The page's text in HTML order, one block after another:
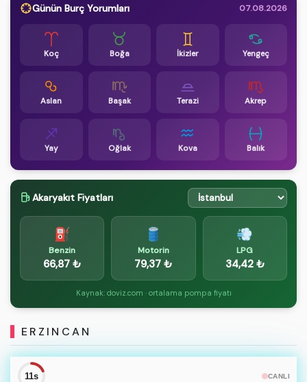
Günün Burç Yorumları 07.08.2026
Koç Boğa İkizler Yengeç
Aslan Başak Terazi Akrep
Yay Oğlak Kova Balık
Akaryakıt Fiyatları
⛽
Benzin
66,87 ₺
🛢️
Motorin
79,37 ₺
💨
LPG
34,42 ₺
Kaynak: doviz.com · ortalama pompa fiyatı
ERZINCAN
10s CANLI